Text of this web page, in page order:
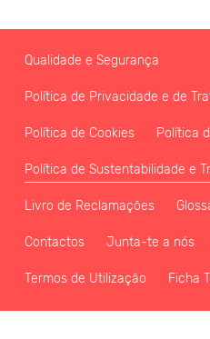
Qualidade e Segurança
Política de Privacidade e de
Política de Cookies Política
Política de Sustentabilidade e
Livro de Reclamações
Contactos Junta-te a nós
Termos de Utilização Ficha